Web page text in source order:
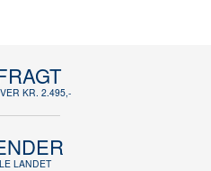
KR. 2.495,-
LANDET